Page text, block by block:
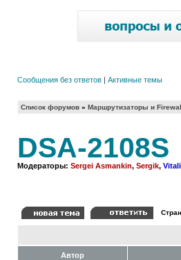
Сообщения без ответов | Активные темы
Список форумов » Маршрутизаторы и
DSA-2108S
Модераторы: Sergei Asmankin, Sergik,
Автор